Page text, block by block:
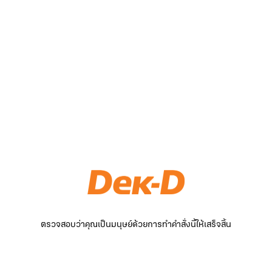
ตรวจสอบว่าคุณเป็นมนุษย์ด้วยการทำคำสั่งนี้ให้เสร็จสิ้น